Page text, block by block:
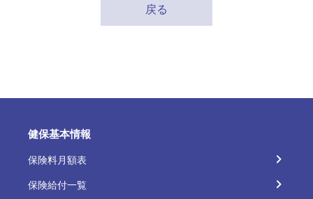
戻る
健保基本情報
保険料月額表
保険給付一覧